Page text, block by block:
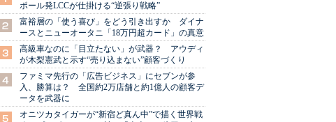
ポール発LCCが仕掛ける“逆張り戦略”
富裕層の「使う喜び」をどう引き出すか ダイナ
ースとニューオータニ「18万円超カード」の真意
高級車なのに「目立たない」が武器？ アウディ
が木梨憲武と示す“売り込まない”顧客づくり
ファミマ先行の「広告ビジネス」にセブンが参
入、勝算は？ 全国約2万店舗と約1億人の顧客デ
ータを武器に
オニツカタイガーが“新宿ど真ん中”で描く世界戦